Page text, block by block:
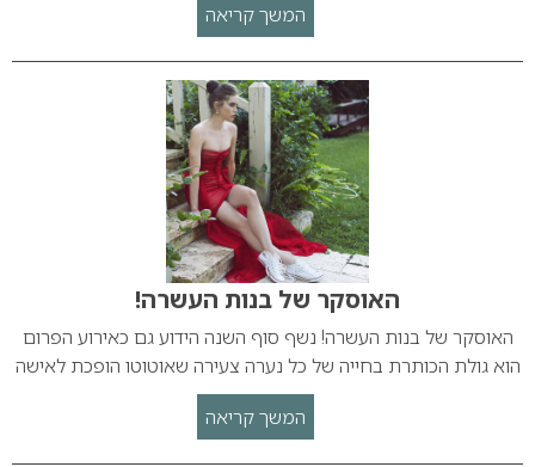
המשך קריאה
האוסקר של בנות העשרה!
האוסקר של בנות העשרה! נשף סוף השנה הידוע גם כאירוע הפרום
הוא גולת הכותרת בחייה של כל נערה צעירה שאוטוטו הופכת לאישה
המשך קריאה